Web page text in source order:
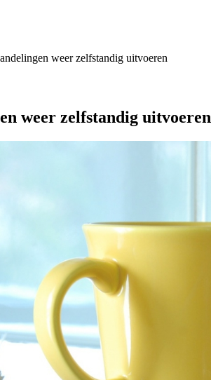
weer zelfstandig uitvoeren
weer zelfstandig uitvoeren